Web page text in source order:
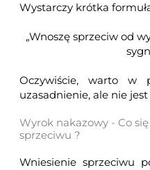
Wystarczy krótka
„Wnoszę sprzeciw od
Oczywiście, warto w
uzasadnienie, ale nie
Wyrok nakazowy - Co
sprzeciwu ?
Wniesienie sprzeciwu